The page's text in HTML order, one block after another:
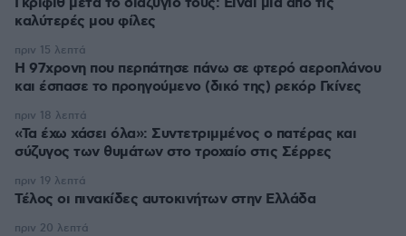
καλύτερές μου φίλες
Η 97χρονη που περπάτησε πάνω σε φτερό αεροπλάνου
και έσπασε το προηγούμενο (δικό της) ρεκόρ Γκίνες
πριν 15 λεπτά
«Τα έχω χάσει όλα»: Συντετριμμένος ο πατέρας και
σύζυγος των θυμάτων στο τροχαίο στις Σέρρες
πριν 18 λεπτά
Τέλος οι πινακίδες αυτοκινήτων στην Ελλάδα
πριν 19 λεπτά
πριν 20 λεπτά